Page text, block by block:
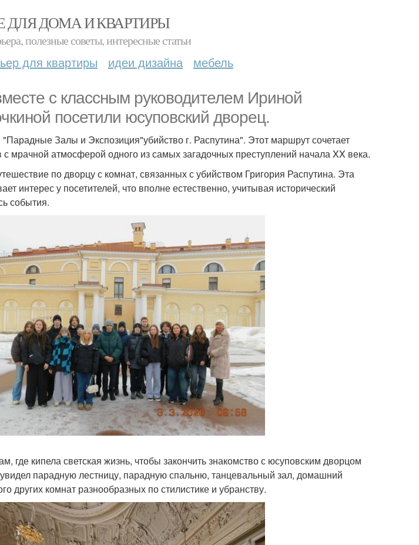
ДЛЯ ДОМА И КВАРТИРЫ
полезные советы, интересные статьи
для квартиры идеи дизайна мебель
с классным руководителем Ириной
посетили юсуповский дворец.
Залы и Экспозиция"убийство г. Распутина". Этот маршрут сочетает
мрачной атмосферой одного из самых загадочных преступлений начала XX века.
по дворцу с комнат, связанных с убийством Григория Распутина. Эта
интерес у посетителей, что вполне естественно, учитывая исторический
события.
где кипела светская жизнь, чтобы закончить знакомство с юсуповским дворцом
парадную лестницу, парадную спальню, танцевальный зал, домашний
других комнат разнообразных по стилистике и убранству.